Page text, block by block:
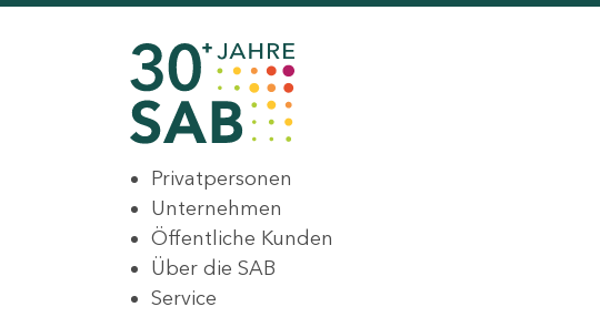
Privatpersonen
Unternehmen
Öffentliche Kunden
Über die SAB
Service